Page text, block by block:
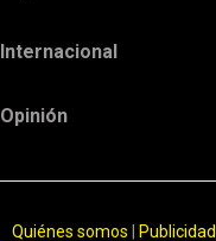
Internacional
Opinión
Quiénes somos | Publicidad